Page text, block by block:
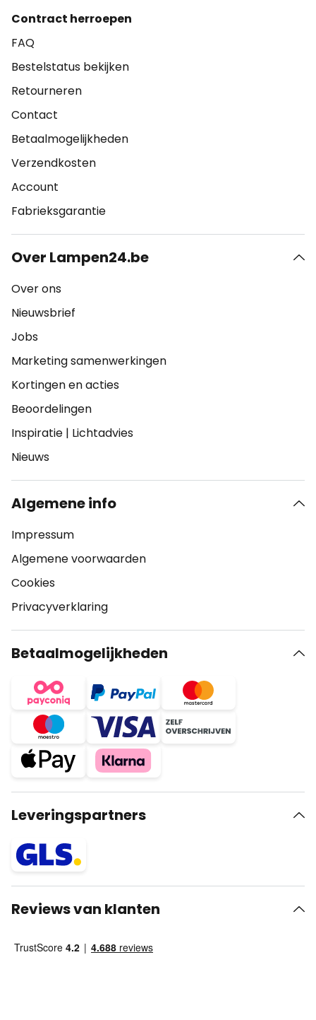
Contract herroepen
FAQ
Bestelstatus bekijken
Retourneren
Contact
Betaalmogelijkheden
Verzendkosten
Account
Fabrieksgarantie
Over Lampen24.be
Over ons
Nieuwsbrief
Jobs
Marketing samenwerkingen
Kortingen en acties
Beoordelingen
Inspiratie | Lichtadvies
Nieuws
Algemene info
Impressum
Algemene voorwaarden
Cookies
Privacyverklaring
Betaalmogelijkheden
Leveringspartners
Reviews van klanten